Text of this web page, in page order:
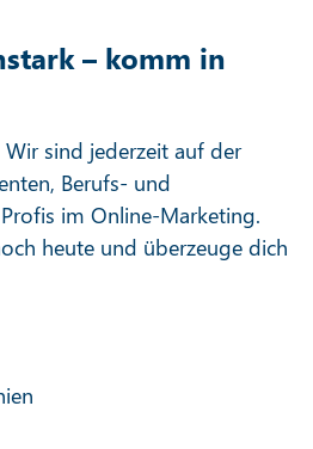
– komm in
sind jederzeit auf der
Berufs- und
im Online-Marketing.
heute und überzeuge dich